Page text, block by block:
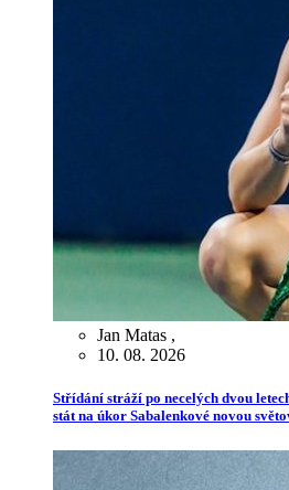
Jan Matas ,
10. 08. 2026
Střídání stráží po necelých dvou
stát na úkor Sabalenkové novou